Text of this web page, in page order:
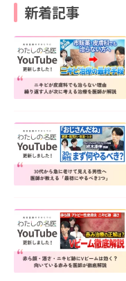
新着記事